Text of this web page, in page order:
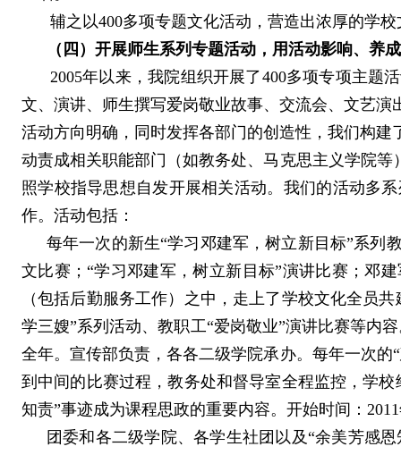
辅之以400多项专题文化活动，营造出浓厚的学
（四）开展师生系列专题活动，用活动影响、养
2005年以来，我院组织开展了400多项专项主题
文、演讲、师生撰写爱岗敬业故事、交流会、文艺
活动方向明确，同时发挥各部门的创造性，我们构
动责成相关职能部门（如教务处、马克思主义学院
照学校指导思想自发开展相关活动。我们的活动多
作。活动包括：
每年一次的新生“学习邓建军，树立新目标”系列
文比赛；“学习邓建军，树立新目标”演讲比赛；邓
（包括后勤服务工作）之中，走上了学校文化全员
学三嫂”系列活动、教职工“爱岗敬业”演讲比赛等内
全年。宣传部负责，各各二级学院承办。 每年一次的
到中间的比赛过程，教务处和督导室全程监控，学
知责”事迹成为课程思政的重要内容。开始时间： 2011
团委和各二级学院、各学生社团以及“余美芳感